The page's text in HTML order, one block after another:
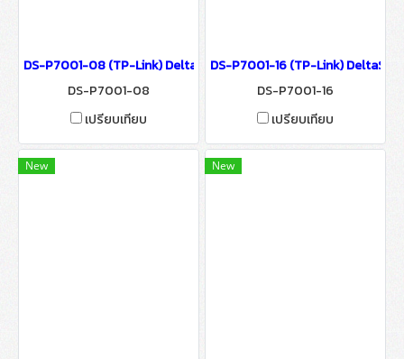
DS-P7001-08 (TP-Link) DeltaStream 8-port Pizza-box GPON
DS-P7001-08
เปรียบเทียบ
DS-P7001-16 (TP-Link)
DS-P7001-16
เปรียบเทียบ
New New